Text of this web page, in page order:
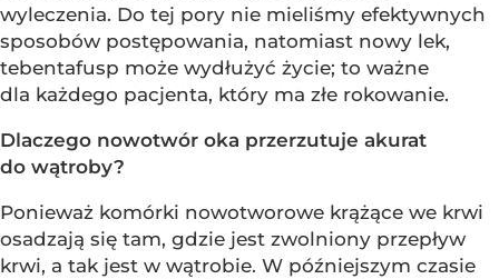
wyleczenia. Do tej pory nie mieliśmy efektywnych
sposobów postępowania, natomiast nowy lek,
tebentafusp może wydłużyć życie; to ważne
dla każdego pacjenta, który ma złe rokowanie.
Dlaczego nowotwór oka przerzutuje akurat
do wątroby?
Ponieważ komórki nowotworowe krążące we krwi
osadzają się tam, gdzie jest zwolniony przepływ
krwi, a tak jest w wątrobie. W późniejszym czasie